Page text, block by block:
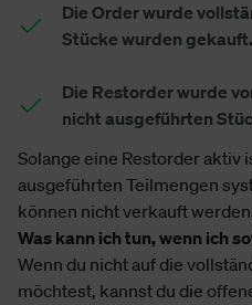
Die Order wurde
Stücke wurden gekauft.
Die Restorder wurde
nicht ausgeführten
Solange eine Restorder aktiv
ausgeführten Teilmengen
können nicht verkauft
Was kann ich tun, wenn ich
Wenn du nicht auf die
möchtest, kannst du die